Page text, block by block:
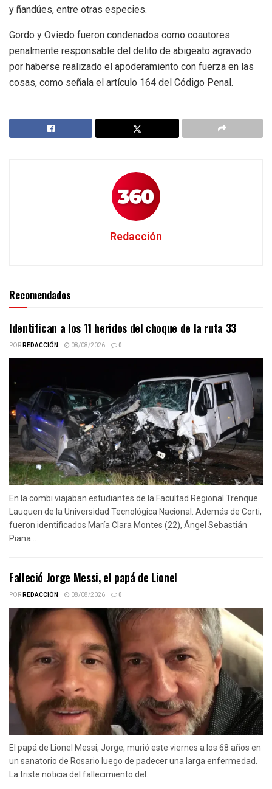
y ñandúes, entre otras especies.
Gordo y Oviedo fueron condenados como coautores
penalmente responsable del delito de abigeato agravado
por haberse realizado el apoderamiento con fuerza en las
cosas, como señala el artículo 164 del Código Penal.
Redacción
Recomendados
Identifican a los 11 heridos del choque de la ruta 33
PORREDACCIÓN 08/08/2026 0
En la combi viajaban estudiantes de la Facultad Regional Trenque
Lauquen de la Universidad Tecnológica Nacional. Además de Corti,
fueron identificados María Clara Montes (22), Ángel Sebastián
Piana...
Falleció Jorge Messi, el papá de Lionel
PORREDACCIÓN 08/08/2026 0
El papá de Lionel Messi, Jorge, murió este viernes a los 68 años en
un sanatorio de Rosario luego de padecer una larga enfermedad.
La triste noticia del fallecimiento del...